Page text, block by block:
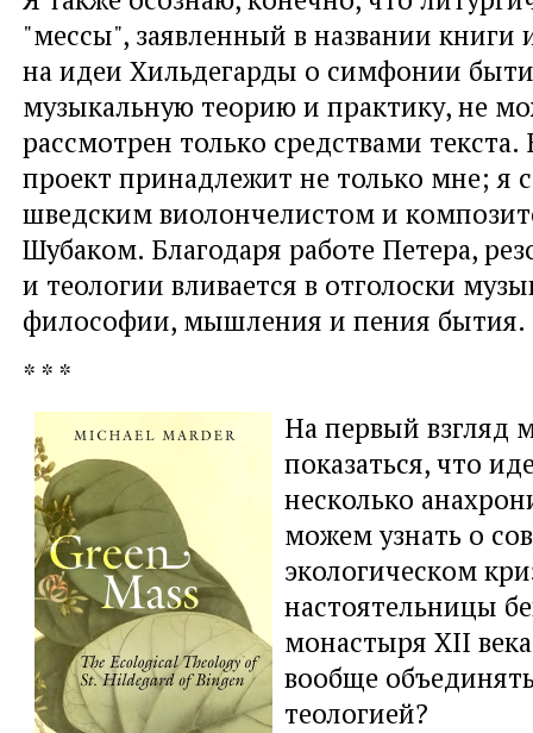
"мессы", заявленный в названии
на идеи Хильдегарды о симфонии
музыкальную теорию и практику, не
рассмотрен только средствами
проект принадлежит не только мне; я
шведским виолончелистом и
Шубаком. Благодаря работе Петера,
и теологии вливается в отголоски
философии, мышления и пения бытия.
* * *
На первый взгляд
показаться, что
несколько
можем узнать о
экологическом
настоятельницы
монастыря XII
вообще
теологией?